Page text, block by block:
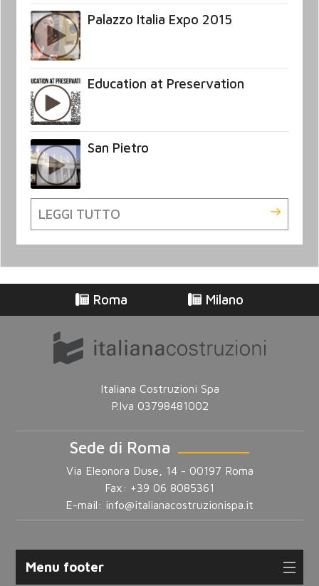
Palazzo Italia Expo 2015
Education at Preservation
San Pietro
LEGGI TUTTO
Roma Milano
Italiana Costruzioni Spa
P.Iva 03798481002
Sede di Roma
Via Eleonora Duse, 14 - 00197 Roma
Fax: +39 06 8085361
E-mail: info@italianacostruzionispa.it
Menu footer